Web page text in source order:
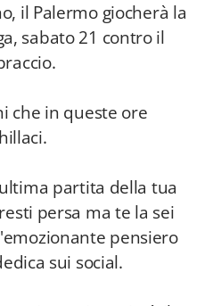
il Palermo giocherà la
sabato 21 contro il
che in queste ore
partita della tua
persa ma te la sei
pensiero
sui social.